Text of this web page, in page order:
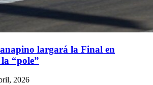
largará la Final en
“pole”
2026